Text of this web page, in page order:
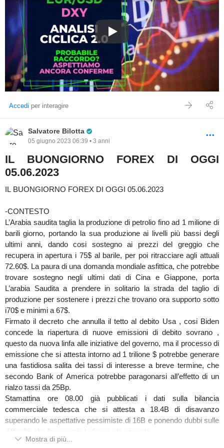
Analisi Ciclica 2.0 EUR/USD
Accedi per interagire
Salvatore Bilotta
05 giugno 2023 06:39 • 3 anni
IL BUONGIORNO FOREX DI OGGI
05.06.2023
IL BUONGIORNO FOREX DI OGGI 05.06.2023
-CONTESTO
L’Arabia saudita taglia la produzione di petrolio fino ad 1 milione di
barili giorno, portando la sua produzione ai livelli più bassi degli
ultimi anni, dando cosi sostegno ai prezzi del greggio che
recupera in apertura i 75$ al barile, per poi ritracciare agli attuali
72.60$. La paura di una domanda mondiale asfittica, che potrebbe
trovare sostegno negli ultimi dati di Cina e Giappone, porta
L’arabia Saudita a prendere in solitario la strada del taglio di
produzione per sostenere i prezzi che trovano ora supporto sotto
i70$ e minimi a 67$.
Firmato il decreto che annulla il tetto al debito Usa , cosi Biden
concede la riapertura di nuove emissioni di debito sovrano ,
questo da nuova linfa alle iniziative del governo, ma il processo di
emissione che si attesta intorno ad 1 trilione $ potrebbe generare
una fastidiosa salita dei tassi di interesse a breve termine, che
secondo Bank of America potrebbe paragonarsi all’effetto di un
rialzo tassi da 25Bp.
Stamattina ore 08.00 già pubblicati i dati sulla bilancia
commerciale tedesca che si attesta a 18.4B di disavanzo
superando le aspettative pessimiste di 16B e ponendo dubbi sulle
difficoltà che l’economia tedesca sta vivendo.
Gli operatori sono concentrati sui dati pomeridiano USA , alle ore
Mostra di più...